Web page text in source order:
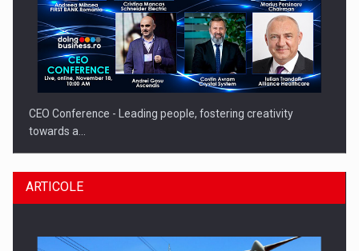
CEO Conference - Leading people, fostering creativity
towards a…
ARTICOLE